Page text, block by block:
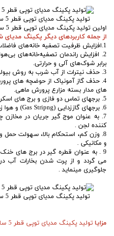
تولید پکینگ مدیای توپی قطر 5 سانتیمتر پلی پروپیلن شفاف
اولین تولید پکینگ مدیای توپی قطر 5 سانتیمتر پلی پروپیلن شفاف
از جمله کاربردهای دیگر پکینگ مدیای
1.افزایش ظرفیت تصفیه‌ خانه‌های فاضلاب.
2. افزایش راندمان تصفیه‌خانه‌های
برابر شوک‌های آلی و حرارتی.
3. حذف نیترات از آب شرب به روش بیولو‍ژیکی.
4. حذف گاز آمونیاک از حوضچه های
های مدار بسته مزارع پرورش ماهی.
5. برجهای تماس دو فازی و برج های اسکرابر .
6. برجهای گاز‌زدایی (Gas Stripng) و هوا زدائی .
7. به عنوان موج گیر جریان در
کننده لجن .
8. وزن کم، استحکام بالا، سهولت حمل
و مکانیکی .
9 . به عنوان قطره گیر در برج های
می گردد و از پرت شدن بخارات آب
جلوگیری مینماید .
تولید پکینگ مدیای توپی قطر 5 سانتیمتر پلی پروپیلن شفاف
مزایا تولید پکینگ مدیای توپی قطر 5 سانتیمتر پلی پروپیلن شفاف